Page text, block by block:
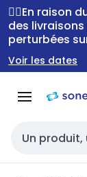
Passer à la
navigationau
🚴‍♂️En raison
des
perturbées
Voir les dates
Entrée de